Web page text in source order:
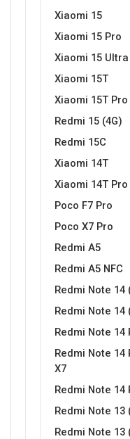
Xiaomi 15
Xiaomi 15 Pro
Xiaomi 15 Ultra
Xiaomi 15T
Xiaomi 15T Pro
Redmi 15 (4G)
Redmi 15C
Xiaomi 14T
Xiaomi 14T Pro
Poco F7 Pro
Poco X7 Pro
Redmi A5
Redmi A5 NFC
Redmi Note 14
Redmi Note 14
Redmi Note 14
Redmi Note 14
X7
Redmi Note 14
Redmi Note 13
Redmi Note 13
Gym
Životinjsko carstvo
Svemirska kolekcija
Univerzalno kaljeno staklo
Preklopne maskice